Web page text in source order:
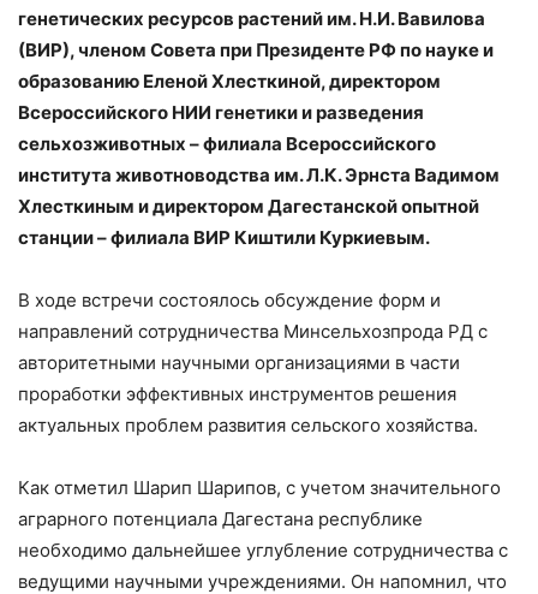
генетических ресурсов растений им. Н.И. Вавилова
(ВИР), членом Совета при Президенте РФ по науке и
образованию Еленой Хлесткиной, директором
Всероссийского НИИ генетики и разведения
сельхозживотных – филиала Всероссийского
института животноводства им. Л.К. Эрнста Вадимом
Хлесткиным и директором Дагестанской опытной
станции – филиала ВИР Киштили Куркиевым.
В ходе встречи состоялось обсуждение форм и
направлений сотрудничества Минсельхозпрода РД с
авторитетными научными организациями в части
проработки эффективных инструментов решения
актуальных проблем развития сельского хозяйства.
Как отметил Шарип Шарипов, с учетом значительного
аграрного потенциала Дагестана республике
необходимо дальнейшее углубление сотрудничества с
ведущими научными учреждениями. Он напомнил, что